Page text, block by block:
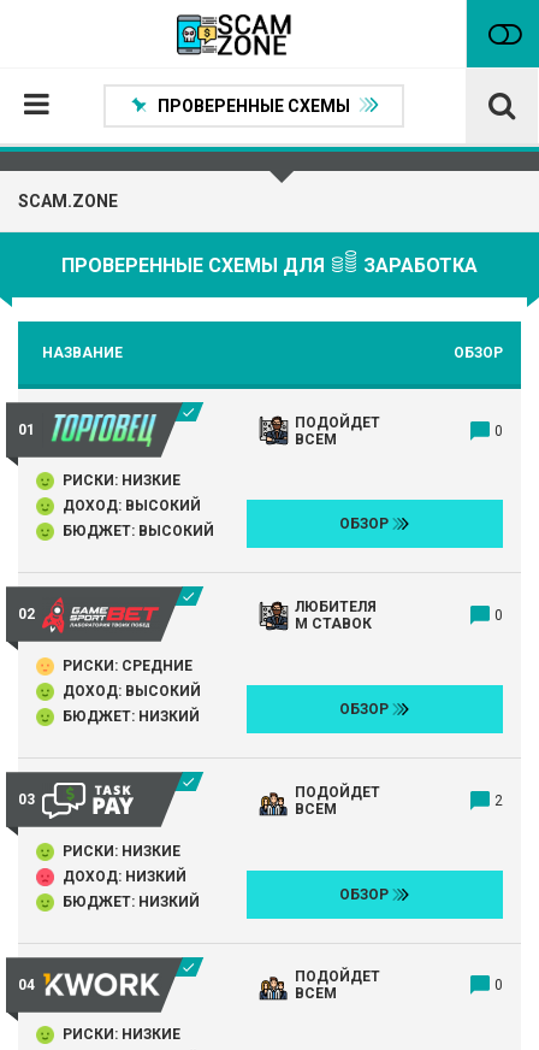
Проверенные способы заработка
Нейтральные
Сомнительные
Статьи
Партнеры
ПРОВЕРЕННЫЕ СХЕМЫ
SCAM.ZONE
ПРОВЕРЕННЫЕ СХЕМЫ ДЛЯ ЗАРАБОТКА
НАЗВАНИЕ ОБЗОР
ПОДОЙДЕТ
ВСЕМ
0
РИСКИ: НИЗКИЕ
ДОХОД: ВЫСОКИЙ
БЮДЖЕТ: ВЫСОКИЙ
ОБЗОР
ЛЮБИТЕЛЯ
М СТАВОК
0
РИСКИ: СРЕДНИЕ
ДОХОД: ВЫСОКИЙ
БЮДЖЕТ: НИЗКИЙ
ОБЗОР
ПОДОЙДЕТ
ВСЕМ
2
РИСКИ: НИЗКИЕ
ДОХОД: НИЗКИЙ
БЮДЖЕТ: НИЗКИЙ
ОБЗОР
ПОДОЙДЕТ
ВСЕМ
0
РИСКИ: НИЗКИЕ